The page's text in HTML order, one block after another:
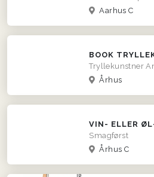
Aarhus C
BOOK
Tryllekunstner
Århus
Smagførst
Århus C